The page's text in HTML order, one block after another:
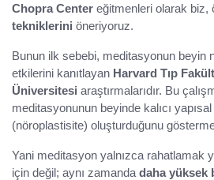
Chopra Center eğitmenleri olarak biz,
tekniklerini öneriyoruz.
Bunun ilk sebebi, meditasyonun beyin
etkilerini kanıtlayan Harvard Tıp
Üniversitesi araştırmalarıdır. Bu
meditasyonunun beyinde kalıcı
(nöroplastisite) oluşturduğunu
Yani meditasyon yalnızca rahatlamak
için değil; aynı zamanda daha yüksek